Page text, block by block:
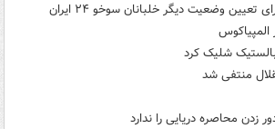
وضعیت دیگر خلبانان سوخو ۲۴ ایران
المپیاکوس
شلیک کرد
منتفی شد
زدن محاصره دریایی را ندارد